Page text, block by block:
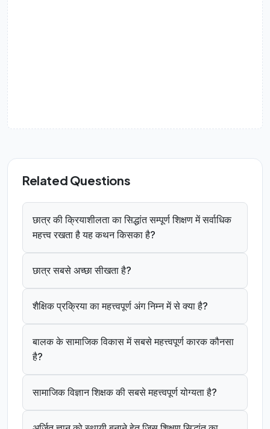
Related Questions
छात्र की क्रियाशीलता का सिद्धांत सम्पूर्ण शिक्षण में सर्वाधिक
महत्त्व रखता है यह कथन किसका है?
छात्र सबसे अच्छा सीखता है?
शैक्षिक प्रक्रिया का महत्त्वपूर्ण अंग निम्न में से क्या है?
बालक के सामाजिक विकास में सबसे महत्त्वपूर्ण कारक कौनसा
है?
सामाजिक विज्ञान शिक्षक की सबसे महत्त्वपूर्ण योग्यता है?